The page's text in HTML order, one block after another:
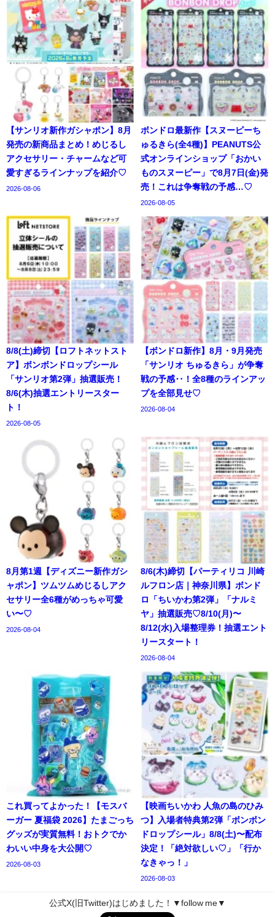
【サンリオ新作ガシャポン】8月
発売の新商品まとめ！めじるし
アクセサリー・チャームなど可
愛すぎるラインナップを紹介♡
2026-08-06
ボンドロ最新作【スヌーピーち
ゅるきら(全4種)】PEANUTS公
式オンラインショップ「おかい
ものスヌーピー」で8月7日(金)発
売！これは争奪戦の予感…♡
2026-08-05
8/8(土)締切【ロフトネットスト
ア】ボンボンドロップシール
「サンリオ第2弾」抽選販売！
8/6(木)抽選エントリースター
ト！
2026-08-05
【ボンドロ新作】8月・9月発売
「サンリオ ちゅるきら」が争奪
戦の予感‥！全8種のラインアッ
プを全部見せ♡
2026-08-04
8月第1週【ディズニー新作ガシ
ャポン】ツムツムめじるしアク
セサリー全6種がめっちゃ可愛
い〜♡
2026-08-04
8/6(木)締切【パーティリコ 川崎
ルフロン店｜神奈川県】ボンド
ロ「ちいかわ第2弾」「ナルミ
ヤ」抽選販売♡8/10(月)〜
8/12(水)入場整理券！抽選エント
リースタート！
2026-08-04
これ買ってよかった！【モスバ
ーガー 夏福袋 2026】たまごっち
グッズが実質無料！おトクでか
わいい中身を大公開♡
2026-08-03
【映画ちいかわ 人魚の島のひみ
つ】入場者特典第2弾「ボンボン
ドロップシール」8/8(土)〜配布
決定！「絶対欲しい♡」「行か
なきゃっ！」
2026-08-03
公式X(旧Twitter)はじめました！▼follow me▼